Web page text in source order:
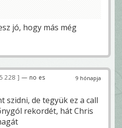
jó, hogy más még
9 hónapja
228
— no es
szidni, de tegyük ez a call
rekordét, hát Chris